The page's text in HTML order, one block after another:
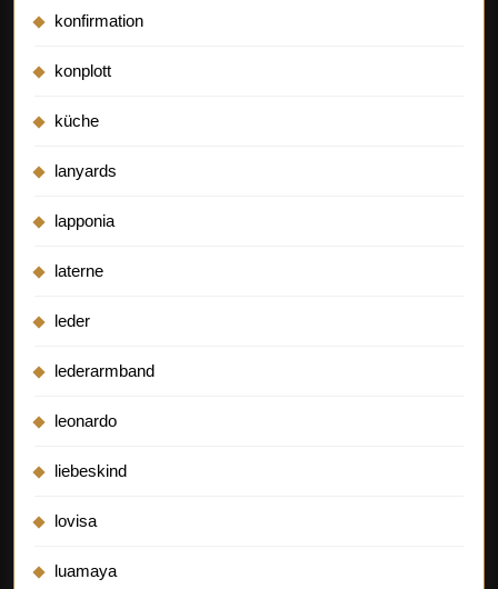
konfirmation
konplott
küche
lanyards
lapponia
laterne
leder
lederarmband
leonardo
liebeskind
lovisa
luamaya